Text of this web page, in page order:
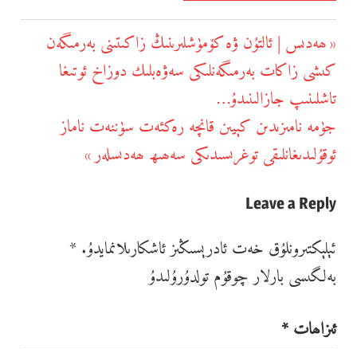
يازما
يۆتكەش
Previous
Post:
ھەدىس | ئالتۇن ۋە كۆمۈشلىرىنىڭ زاكىتىنى بەرمىگەن
كىشى زاكات بەرمىگەنلىكى سەۋەبلىك دوزاخ ئوتىغا
تاشلىنىپ جازالىنىدۇ…
Next
Post:
جۈمە نامىزىدىن كېيىن قانچە رەكئەت سۈننەت ناماز
ئوقۇلىدىغانلىقى توغرىسىدىكى سەھىھ ھەدىسلەر
Leave a Reply
ئېلېكتىرونلۇق خەت ئادرېسىڭىز ئاشكارىلانمايدۇ.*
بەلگىسى بارلار چوقۇم تولدۇرۇلىدۇ
ئىزاھات*